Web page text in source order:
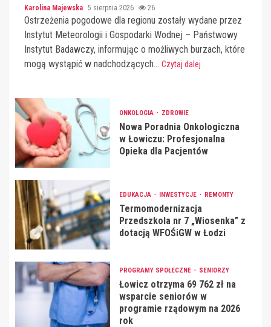
Karolina Majewska 5 sierpnia 2026 26
Ostrzeżenia pogodowe dla regionu zostały wydane przez
Instytut Meteorologii i Gospodarki Wodnej – Państwowy
Instytut Badawczy, informując o możliwych burzach, które
mogą wystąpić w nadchodzących... Czytaj dalej
ONKOLOGIA ZDROWIE
Nowa Poradnia Onkologiczna
w Łowiczu: Profesjonalna
Opieka dla Pacjentów
EDUKACJA INWESTYCJE REMONTY
Termomodernizacja
Przedszkola nr 7 „Wiosenka” z
dotacją WFOŚiGW w Łodzi
PROGRAMY SPOŁECZNE SENIORZY
Łowicz otrzyma 69 762 zł na
wsparcie seniorów w
programie rządowym na 2026
rok